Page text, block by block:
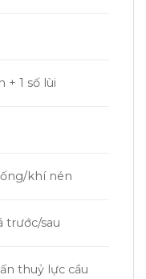
+ 1 số lùi
khí nén
trước/sau
thuỷ lực cầu